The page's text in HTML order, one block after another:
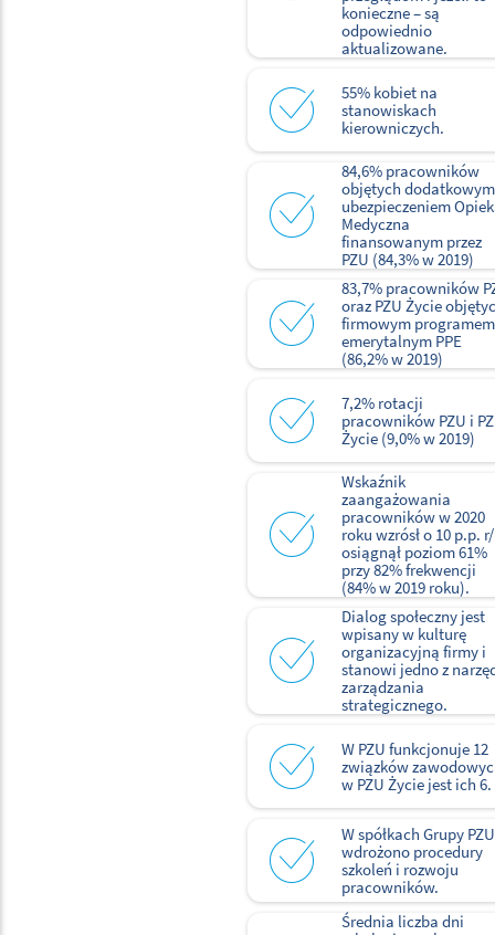
konieczne – są
odpowiednio
aktualizowane.
55% kobiet na
stanowiskach
kierowniczych.
84,6% pracowników
objętych dodatkowym
ubezpieczeniem
Medyczna
finansowanym przez
PZU (84,3% w 2019)
83,7% pracowników
oraz PZU Życie
firmowym programem
emerytalnym PPE
(86,2% w 2019)
7,2% rotacji
pracowników PZU i
Życie (9,0% w 2019)
Wskaźnik
zaangażowania
pracowników w 2020
roku wzrósł o 10 p.p.
osiągnął poziom 61%
przy 82% frekwencji
(84% w 2019 roku).
Dialog społeczny jest
wpisany w kulturę
organizacyjną firmy i
stanowi jedno z
zarządzania
strategicznego.
W PZU funkcjonuje 12
związków
w PZU Życie jest ich 6.
W spółkach Grupy PZU
wdrożono procedury
szkoleń i rozwoju
pracowników.
Średnia liczba dni